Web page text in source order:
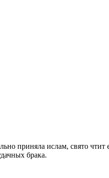
приняла ислам, свято
брака.